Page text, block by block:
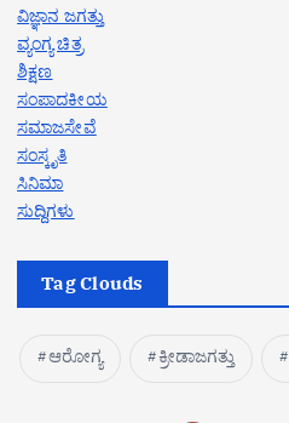
ವಿಜ್ಞಾನ ಜಗತ್ತು
ವ್ಯಂಗ್ಯ ಚಿತ್ರ
ಶಿಕ್ಷಣ
ಸಂಪಾದಕೀಯ
ಸಮಾಜಸೇವೆ
ಸಂಸ್ಕೃತಿ
ಸಿನಿಮಾ
ಸುದ್ದಿಗಳು
Tag Clouds
ಆರೋಗ್ಯ ಕ್ರೀಡಾಜಗತ್ತು